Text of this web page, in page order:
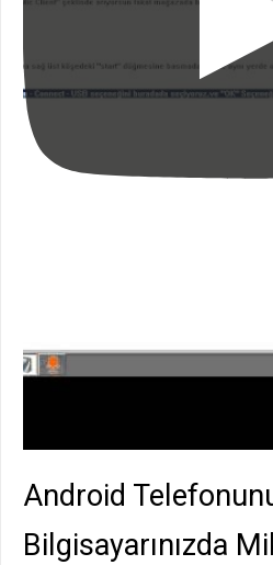
Android
Bilgisayarınızda